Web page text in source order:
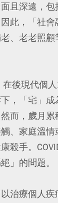
且深遠，包
此，「社
、老老照顧
後現代個
，「宅」
而，歲月
、家庭溫
殺手。
」的問題。
治療個人